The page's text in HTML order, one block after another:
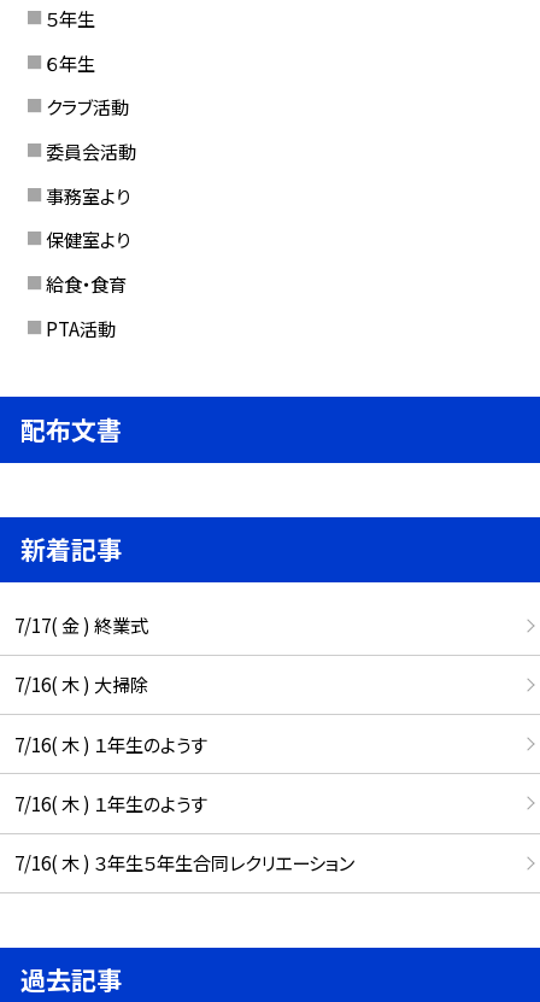
５年生
６年生
クラブ活動
委員会活動
事務室より
保健室より
給食・食育
PTA活動
配布文書
新着記事
7/17( 金 ) 終業式
7/16( 木 ) 大掃除
7/16( 木 ) １年生のようす
7/16( 木 ) １年生のようす
7/16( 木 ) ３年生５年生合同レクリエーション
過去記事